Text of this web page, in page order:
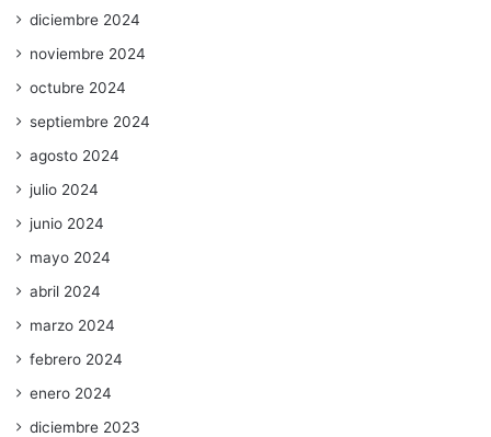
diciembre 2024
noviembre 2024
octubre 2024
septiembre 2024
agosto 2024
julio 2024
junio 2024
mayo 2024
abril 2024
marzo 2024
febrero 2024
enero 2024
diciembre 2023